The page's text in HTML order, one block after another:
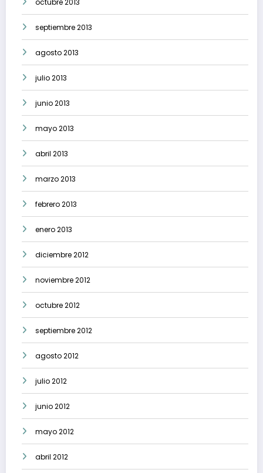
septiembre 2013
agosto 2013
julio 2013
junio 2013
mayo 2013
abril 2013
marzo 2013
febrero 2013
enero 2013
diciembre 2012
noviembre 2012
octubre 2012
septiembre 2012
agosto 2012
julio 2012
junio 2012
mayo 2012
abril 2012